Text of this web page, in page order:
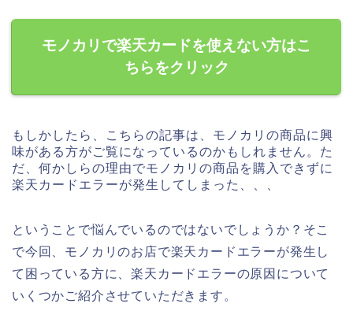
モノカリで楽天カードを使えない方はこ
ちらをクリック
もしかしたら、こちらの記事は、モノカリの商品に興
味がある方がご覧になっているのかもしれません。た
だ、何かしらの理由でモノカリの商品を購入できずに
楽天カードエラーが発生してしまった、、、
ということで悩んでいるのではないでしょうか？そこ
で今回、モノカリのお店で楽天カードエラーが発生し
て困っている方に、楽天カードエラーの原因について
いくつかご紹介させていただきます。